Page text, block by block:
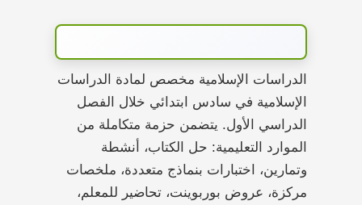
الدراسات الإسلامية مخصص لمادة الدراسات
الإسلامية في سادس ابتدائي خلال الفصل
الدراسي الأول. يتضمن حزمة متكاملة من
الموارد التعليمية: حل الكتاب، أنشطة
وتمارين، اختبارات بنماذج متعددة، ملخصات
مركزة، عروض بوربوينت، تحاضير للمعلم،